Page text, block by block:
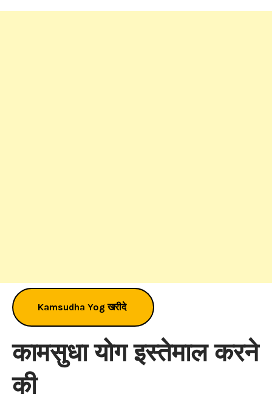
Kamsudha Yog खरीदे
कामसुधा योग इस्तेमाल करने
की